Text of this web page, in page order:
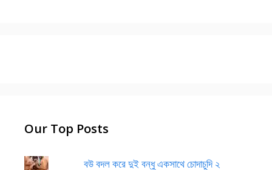
Our Top Posts
বউ বদল করে দুই বন্ধু একসাথে চোদাচুদি ২